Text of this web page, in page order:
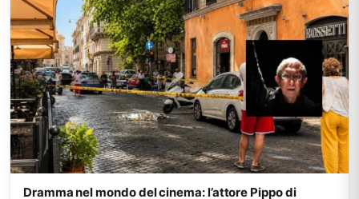
Dramma nel mondo del cinema: l’attore Pippo di